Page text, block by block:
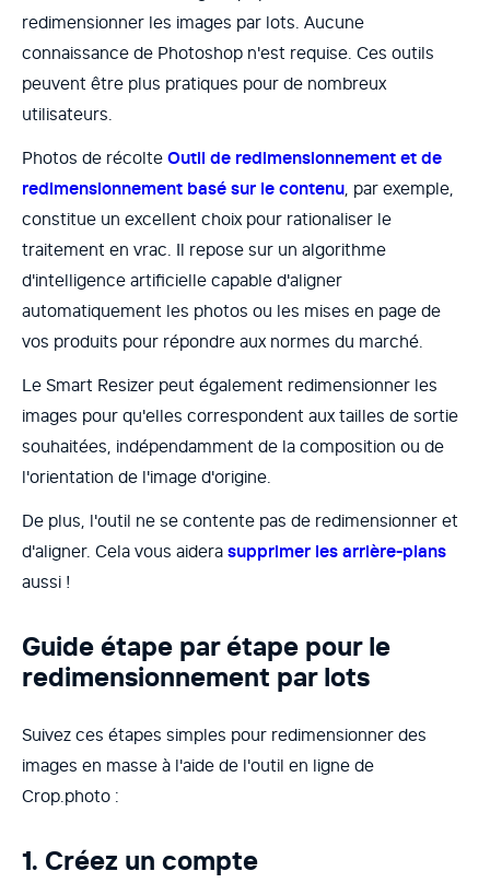
redimensionner les images par lots. Aucune
connaissance de Photoshop n'est requise. Ces outils
peuvent être plus pratiques pour de nombreux
utilisateurs.
Photos de récolte Outil de redimensionnement et de
redimensionnement basé sur le contenu, par exemple,
constitue un excellent choix pour rationaliser le
traitement en vrac. Il repose sur un algorithme
d'intelligence artificielle capable d'aligner
automatiquement les photos ou les mises en page de
vos produits pour répondre aux normes du marché.
Le Smart Resizer peut également redimensionner les
images pour qu'elles correspondent aux tailles de sortie
souhaitées, indépendamment de la composition ou de
l'orientation de l'image d'origine.
De plus, l'outil ne se contente pas de redimensionner et
d'aligner. Cela vous aidera supprimer les arrière-plans
aussi !
Guide étape par étape pour le
redimensionnement par lots
Suivez ces étapes simples pour redimensionner des
images en masse à l'aide de l'outil en ligne de
Crop.photo :
1. Créez un compte